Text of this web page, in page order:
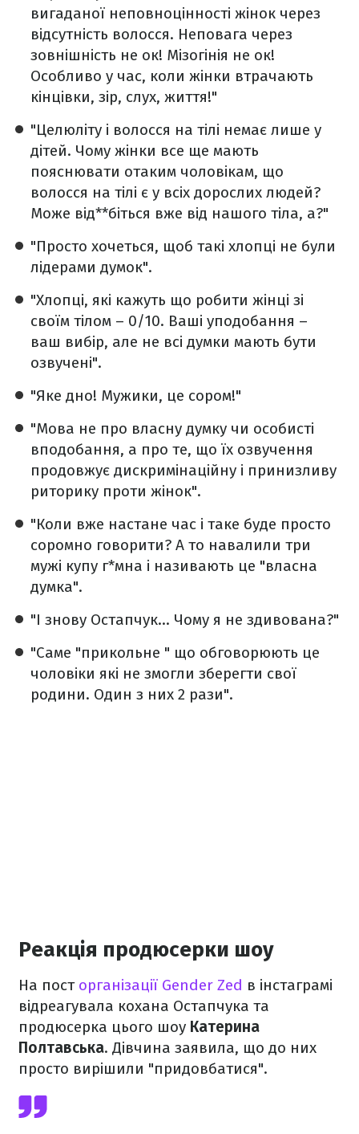
вигаданої неповноцінності жінок через
відсутність волосся. Неповага через
зовнішність не ок! Мізогінія не ок!
Особливо у час, коли жінки втрачають
кінцівки, зір, слух, життя!"
"Целюліту і волосся на тілі немає лише у
дітей. Чому жінки все ще мають
пояснювати отаким чоловікам, що
волосся на тілі є у всіх дорослих людей?
Може від**біться вже від нашого тіла, а?"
"Просто хочеться, щоб такі хлопці не були
лідерами думок".
"Хлопці, які кажуть що робити жінці зі
своїм тілом – 0/10. Ваші уподобання –
ваш вибір, але не всі думки мають бути
озвучені".
"Яке дно! Мужики, це сором!"
"Мова не про власну думку чи особисті
вподобання, а про те, що їх озвучення
продовжує дискримінаційну і принизливу
риторику проти жінок".
"Коли вже настане час і таке буде просто
соромно говорити? А то навалили три
мужі купу г*мна і називають це "власна
думка".
"І знову Остапчук… Чому я не здивована?"
"Саме "прикольне " що обговорюють це
чоловіки які не змогли зберегти свої
родини. Один з них 2 рази".
Реакція продюсерки шоу
На пост організації Gender Zed в інстаграмі
відреагувала кохана Остапчука та
продюсерка цього шоу Катерина
Полтавська. Дівчина заявила, що до них
просто вирішили "придовбатися".